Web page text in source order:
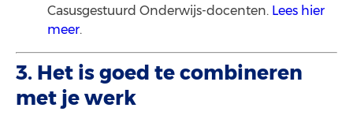
Casusgestuurd Onderwijs-docenten. Lees hier
meer.
3. Het is goed te combineren
met je werk